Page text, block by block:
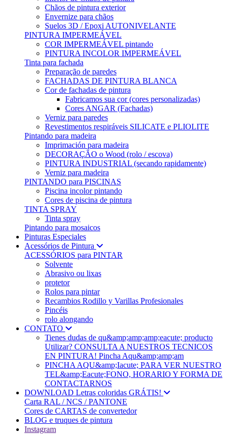
Chãos de pintura exterior
Envernize para chãos
Suelos 3D / Epoxi AUTONIVELANTE
PINTURA IMPERMEÁVEL
COR IMPERMEÁVEL pintando
PINTURA INCOLOR IMPERMEÁVEL
Tinta para fachada
Preparação de paredes
FACHADAS DE PINTURA BLANCA
Cor de fachadas de pintura
Fabricamos sua cor (cores personalizadas)
Cores ANGAR (Fachadas)
Verniz para paredes
Revestimentos respiráveis ​​SILICATE e PLIOLITE
Pintando para madeira
Imprimación para madeira
DECORAÇÃO o Wood (rolo / escova)
PINTURA INDUSTRIAL (secando rapidamente)
Verniz para madeira
PINTANDO para PISCINAS
Piscina incolor pintando
Cores de piscina de pintura
TINTA SPRAY
Tinta spray
Pintando para mosaicos
Pinturas Especiales
Acessórios de Pintura
ACESSÓRIOS para PINTAR
Solvente
Abrasivo ou lixas
protetor
Rolos para pintar
Recambios Rodillo y Varillas Profesionales
Pincéis
rolo alongando
CONTATO
Tienes dudas de qu&amp;amp;amp;eacute; producto
Utilizar? CONSULTA A NUESTROS TECNICOS
EN PINTURA! Pincha Aqu&amp;amp;am
PINCHA AQU&amp;Iacute; PARA VER NUESTRO
TEL&amp;Eacute;FONO, HORARIO Y FORMA DE
CONTACTARNOS
DOWNLOAD Letras coloridas GRÁTIS!
Carta RAL / NCS / PANTONE
Cores de CARTAS de convertedor
BLOG e truques de pintura
Instagram